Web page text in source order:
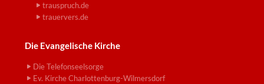
trauspruch.de
trauervers.de
Die Evangelische Kirche
Die Telefonseelsorge
Ev. Kirche Charlottenburg-Wilmersdorf